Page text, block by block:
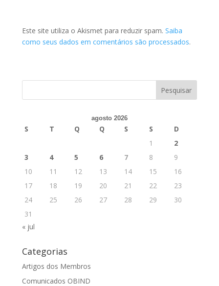
Este site utiliza o Akismet para reduzir spam. Saiba
como seus dados em comentários são processados.
agosto 2026
S T Q Q S S
D
1
2
3
4 5 6 7 8
9
10
11 12 13 14 15
16
17
18 19 20 21 22
23
24
25 26 27 28 29
30
31
« jul
Categorias
Artigos dos Membros
Comunicados OBIND